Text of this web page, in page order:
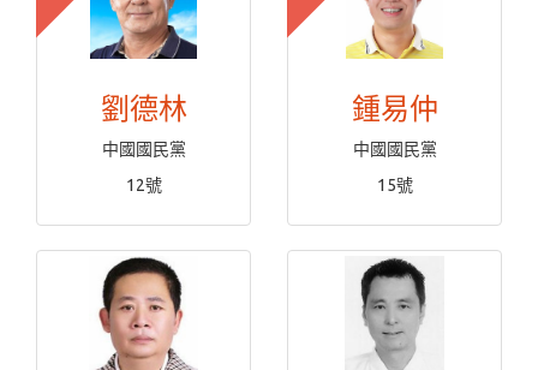
劉德林
中國國民黨
12號
鍾易仲
中國國民黨
15號